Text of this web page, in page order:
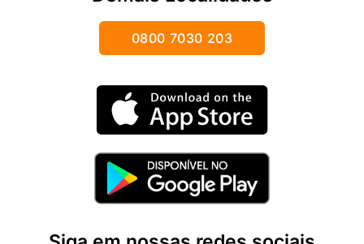
0800 7030 203